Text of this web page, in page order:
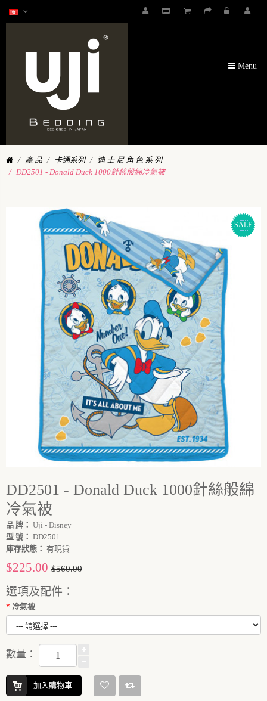
Menu
產 品 卡通系列
迪 士 尼 角 色 系 列
DD2501 - Donald Duck 1000針絲般綿冷氣被
SALE
DD2501 - Donald Duck 1000針絲般綿
冷氣被
品 牌： Uji - Disney
型 號： DD2501
庫存狀態： 有現貨
$225.00 $560.00
選項及配件：
冷氣被
數量：
加入購物車